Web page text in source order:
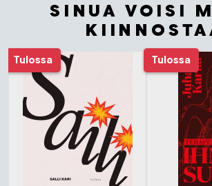
SINUA VOISI
Tuoteluettelon alku
Tulossa Tulossa